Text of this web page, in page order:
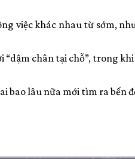
việc khác nhau từ sớm,
chân tại chỗ”, trong
bao lâu nữa mới tìm ra bến